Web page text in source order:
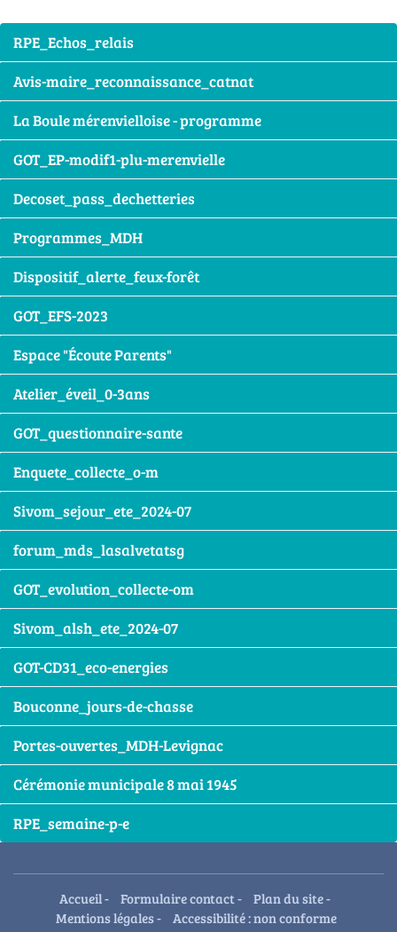
RPE_Echos_relais
Avis-maire_reconnaissance_catnat
La Boule mérenvielloise - programme
GOT_EP-modif1-plu-merenvielle
Decoset_pass_dechetteries
Programmes_MDH
Dispositif_alerte_feux-forêt
GOT_EFS-2023
Espace "Écoute Parents"
Atelier_éveil_0-3ans
GOT_questionnaire-sante
Enquete_collecte_o-m
Sivom_sejour_ete_2024-07
forum_mds_lasalvetatsg
GOT_evolution_collecte-om
Sivom_alsh_ete_2024-07
GOT-CD31_eco-energies
Bouconne_jours-de-chasse
Portes-ouvertes_MDH-Levignac
Cérémonie municipale 8 mai 1945
RPE_semaine-p-e
Accueil- Formulaire contact- Plan du site-
Mentions légales- Accessibilité : non conforme